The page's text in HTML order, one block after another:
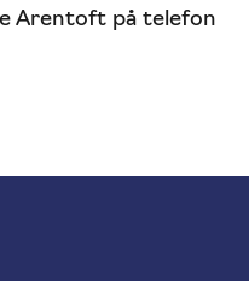
Arentoft på telefon